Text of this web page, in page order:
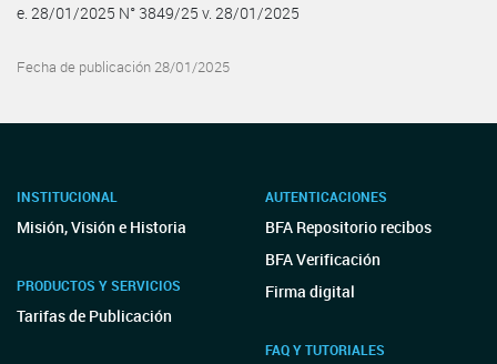
e. 28/01/2025 N° 3849/25 v. 28/01/2025
Fecha de publicación 28/01/2025
INSTITUCIONAL
Misión, Visión e Historia
PRODUCTOS Y SERVICIOS
Tarifas de Publicación
AUTENTICACIONES
BFA Repositorio recibos
BFA Verificación
Firma digital
FAQ Y TUTORIALES